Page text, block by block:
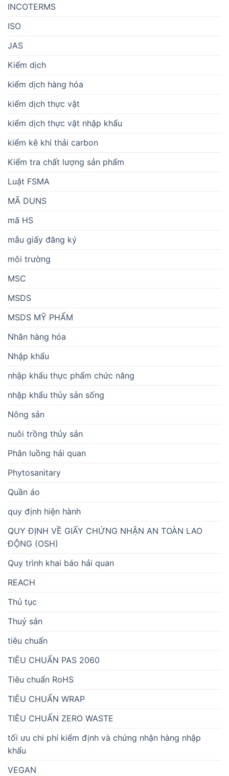
INCOTERMS
ISO
JAS
Kiểm dịch
kiểm dịch hàng hóa
kiểm dịch thực vật
kiểm dịch thực vật nhập khẩu
kiểm kê khí thải carbon
Kiểm tra chất lượng sản phẩm
Luật FSMA
MÃ DUNS
mã HS
mẫu giấy đăng ký
môi trường
MSC
MSDS
MSDS MỸ PHẨM
Nhãn hàng hóa
Nhập khẩu
nhập khẩu thực phẩm chức năng
nhập khẩu thủy sản sống
Nông sản
nuôi trồng thủy sản
Phân luồng hải quan
Phytosanitary
Quần áo
quy định hiện hành
QUY ĐỊNH VỀ GIẤY CHỨNG NHẬN AN TOÀN LAO
ĐỘNG (OSH)
Quy trình khai báo hải quan
REACH
Thủ tục
Thuỷ sản
tiêu chuẩn
TIÊU CHUẨN PAS 2060
Tiêu chuẩn RoHS
TIÊU CHUẨN WRAP
TIÊU CHUẨN ZERO WASTE
tối ưu chi phí kiểm định và chứng nhận hàng nhập
khẩu
VEGAN